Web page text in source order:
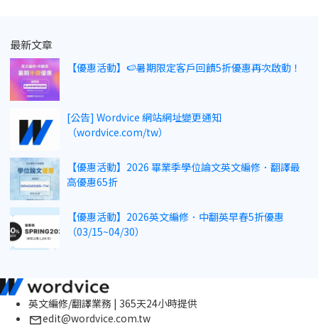
最新文章
【優惠活動】🍉暑期限定客戶回饋5折優惠再次啟動！
[公告] Wordvice 網站網址變更通知
（wordvice.com/tw）
【優惠活動】2026 畢業季學位論文英文編修．翻譯最
高優惠65折
【優惠活動】2026英文編修．中翻英早春5折優惠
（03/15~04/30）
英文編修/翻譯業務 | 365天24小時提供
edit@wordvice.com.tw